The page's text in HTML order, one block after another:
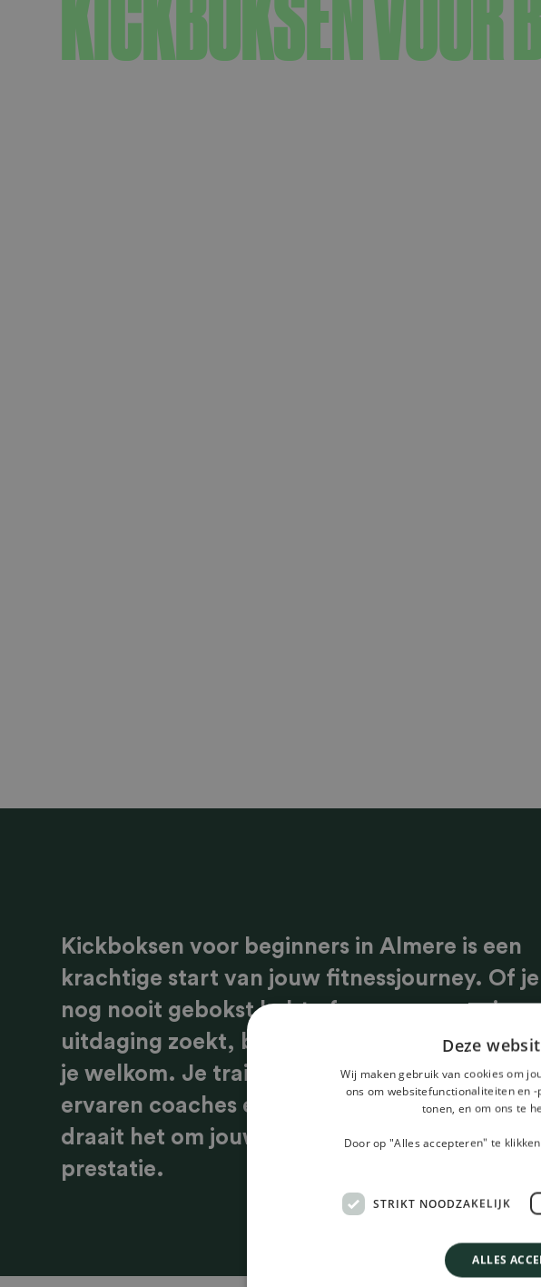
Kickboksen voor beginners in Almere is een
krachtige start van jouw fitnessjourney. Of
nog nooit gebokst hebt of gewoon een
uitdaging zoekt, bij The Kickboxing Society
je welkom. Je traint in groepsverband met
ervaren coaches en een motiverende sfeer.
draait het om jouw groei, zonder druk van
prestatie.
Deze
Wij maken gebruik van cookies om
ons om websitefunctionaliteiten en
tonen, en om ons te
Door op "Alles accepteren" te
STRIKT NOODZAKELIJK
ALLES